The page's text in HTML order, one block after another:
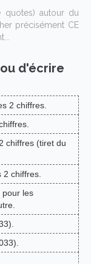
quotes) autour du
précisément CE
d'écrire
2 chiffres.
chiffres (tiret du
chiffres.
pour les